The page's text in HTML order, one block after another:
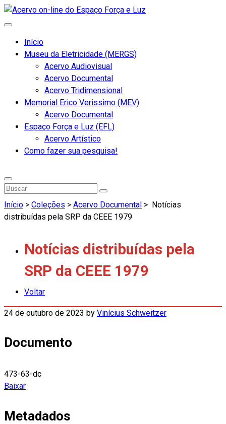
Início
Museu da Eletricidade (MERGS)
Acervo Audiovisual
Acervo Documental
Acervo Tridimensional
Memorial Erico Verissimo (MEV)
Acervo Documental
Espaço Força e Luz (EFL)
Acervo Artístico
Como fazer sua pesquisa!
Início > Coleções > Acervo Documental > Notícias
distribuídas pela SRP da CEEE 1979
Notícias distribuídas pela
SRP da CEEE 1979
Voltar
24 de outubro de 2023 by Vinícius Schweitzer
Documento
473-63-dc
Baixar
Metadados